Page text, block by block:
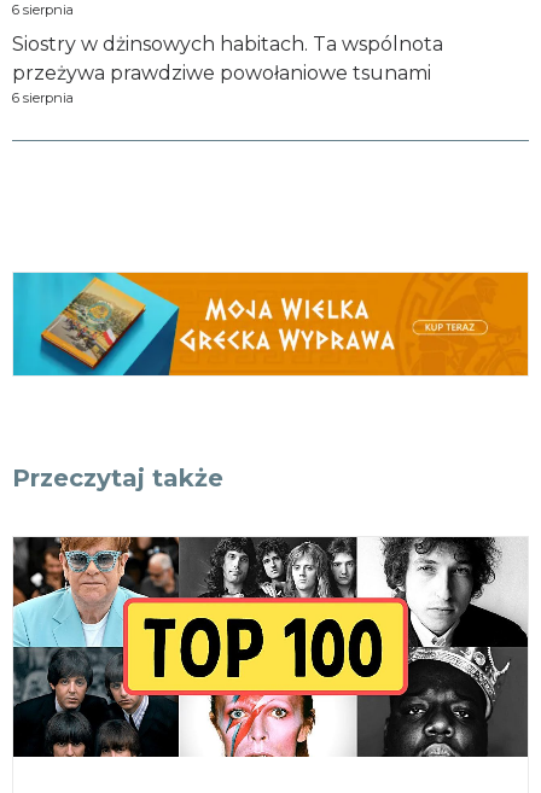
6 sierpnia
Siostry w dżinsowych habitach. Ta wspólnota
przeżywa prawdziwe powołaniowe tsunami
6 sierpnia
Przeczytaj także